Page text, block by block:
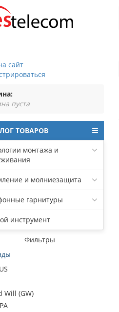
сайт
пуста
ТОВАРОВ
монтажа и
и молниезащита
гарнитуры
инструмент
Фильтры
Will (GW)